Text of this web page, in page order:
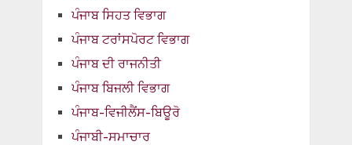
ਪੰਜਾਬ ਸਿਹਤ ਵਿਭਾਗ
ਪੰਜਾਬ ਟਰਾਂਸਪੋਰਟ ਵਿਭਾਗ
ਪੰਜਾਬ ਦੀ ਰਾਜਨੀਤੀ
ਪੰਜਾਬ ਬਿਜਲੀ ਵਿਭਾਗ
ਪੰਜਾਬ-ਵਿਜੀਲੈਂਸ-ਬਿਊਰੋ
ਪੰਜਾਬੀ-ਸਮਾਚਾਰ